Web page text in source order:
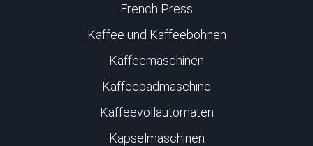
French Press
Kaffee und Kaffeebohnen
Kaffeemaschinen
Kaffeepadmaschine
Kaffeevollautomaten
Kapselmaschinen